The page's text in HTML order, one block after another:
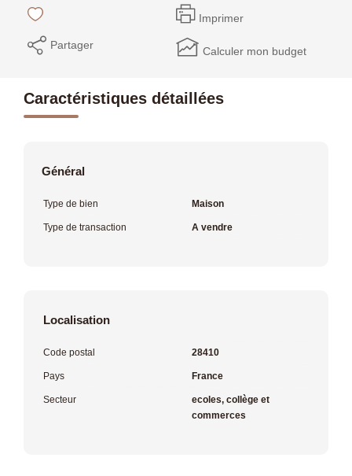
Imprimer
Partager Calculer mon budget
Caractéristiques détaillées
Général
Type de bien Maison
Type de transaction A vendre
Localisation
Code postal 28410
Pays France
Secteur
ecoles, collège et
commerces